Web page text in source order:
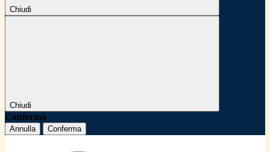
Chiudi
Chiudi
Conferma
Annulla Conferma